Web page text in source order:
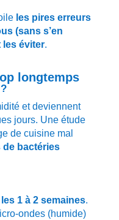
les pires erreurs
(sans s’en
les éviter.
longtemps
et deviennent
jours. Une étude
de cuisine mal
de bactéries
1 à 2 semaines.
ondes (humide)